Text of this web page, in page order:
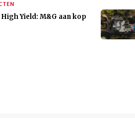
Yield: M&G aan kop